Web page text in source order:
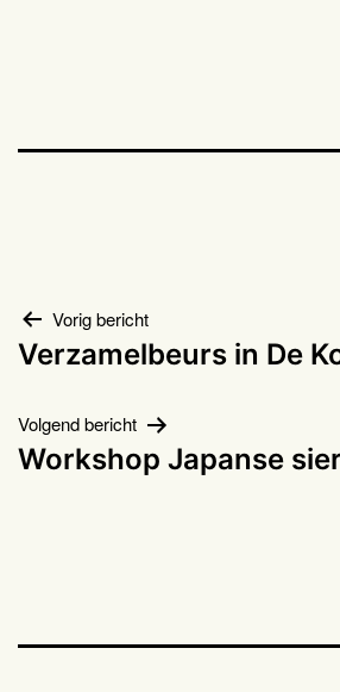
Bericht
Vorig bericht
Verzamelbeurs in De
Volgend bericht
Workshop Japanse